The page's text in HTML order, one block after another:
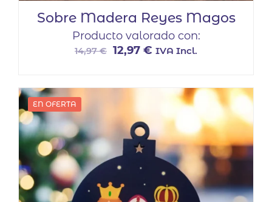
Sobre Madera Reyes Magos
Producto valorado con:
14,97€ El
12,97 € El
12,97 €.
IVA Incl.
EN OFERTA